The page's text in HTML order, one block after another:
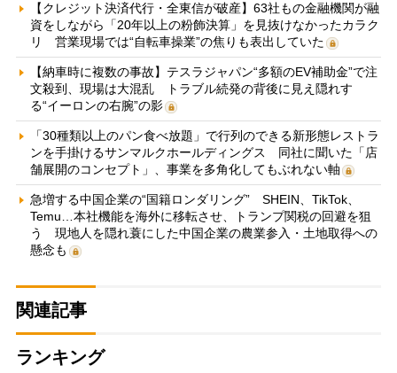
【クレジット決済代行・全東信が破産】63社もの金融機関が融
資をしながら「20年以上の粉飾決算」を見抜けなかったカラク
リ 営業現場では“自転車操業”の焦りも表出していた
【納車時に複数の事故】テスラジャパン“多額のEV補助金”で注
文殺到、現場は大混乱 トラブル続発の背後に見え隠れす
る“イーロンの右腕”の影
「30種類以上のパン食べ放題」で行列のできる新形態レストラ
ンを手掛けるサンマルクホールディングス 同社に聞いた「店
舗展開のコンセプト」、事業を多角化してもぶれない軸
急増する中国企業の“国籍ロンダリング” SHEIN、TikTok、
Temu…本社機能を海外に移転させ、トランプ関税の回避を狙
う 現地人を隠れ蓑にした中国企業の農業参入・土地取得への
懸念も
関連記事
ランキング